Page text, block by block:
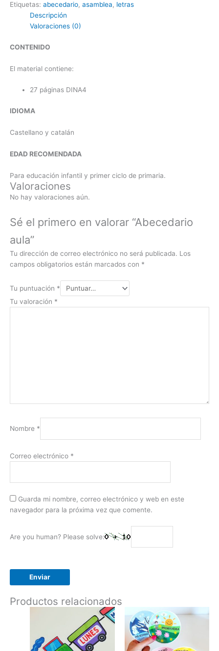
Etiquetas: abecedario, asamblea, letras
Descripción
Valoraciones (0)
CONTENIDO
El material contiene:
27 páginas DINA4
IDIOMA
Castellano y catalán
EDAD RECOMENDADA
Para educación infantil y primer ciclo de primaria.
Valoraciones
No hay valoraciones aún.
Sé el primero en valorar “Abecedario
aula”
Tu dirección de correo electrónico no será publicada. Los
campos obligatorios están marcados con *
Tu puntuación *
Tu valoración *
Nombre *
Correo electrónico *
Guarda mi nombre, correo electrónico y web en este
navegador para la próxima vez que comente.
Are you human? Please solve:
Productos relacionados